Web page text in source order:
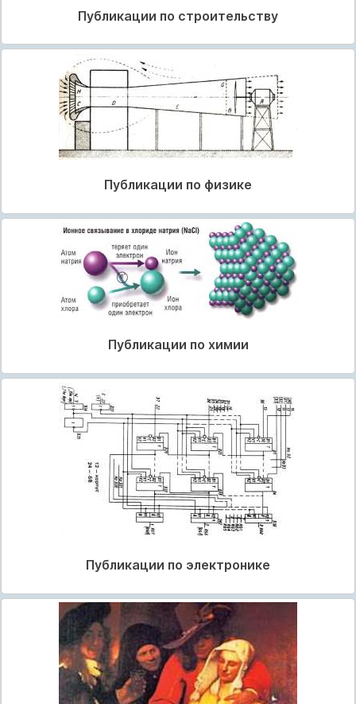
Публикации по строительству
Публикации по физике
Публикации по химии
Публикации по электронике